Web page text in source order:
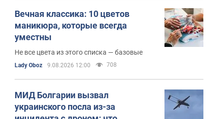
Вечная классика: 10 цветов
маникюра, которые всегда
уместны
Не все цвета из этого списка — базовые
Lady Oboz 9.08.2026 12:00 708
МИД Болгарии вызвал
украинского посла из-за